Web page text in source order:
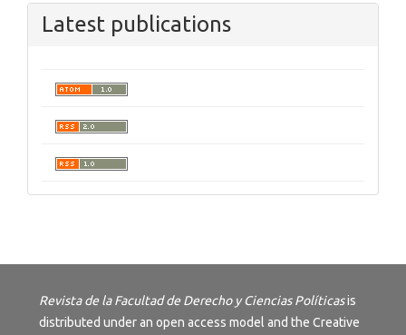
Latest publications
Revista de la Facultad de Derecho y Ciencias Políticasis
distributed under an open access model and the Creative